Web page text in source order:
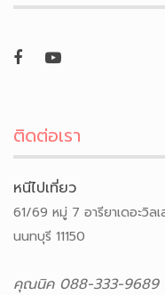
ติดต่อเรา
หนีไปเที่ยว
61/69 หมู่ 7 อารียาเดอะวิล
นนทบุรี 11150
คุณนิค 088-333-9689